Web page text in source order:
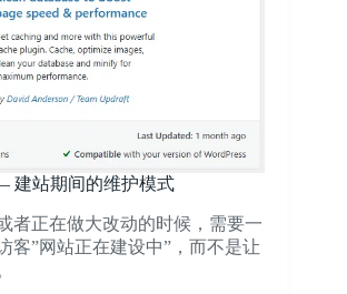
建站期间的维护模式
者正在做大改动的时候，需要一
客”网站正在建设中”，而不是让